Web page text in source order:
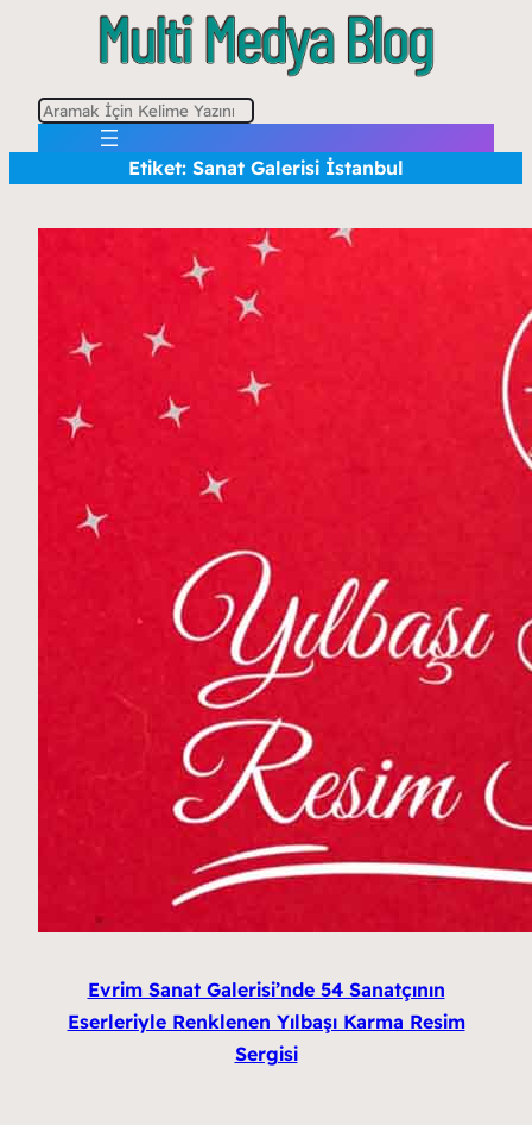
A
Etiket: Sanat Galerisi İstanbul
Evrim Sanat Galerisi’nde 54 Sanatçının
Eserleriyle Renklenen Yılbaşı Karma Resim
Sergisi